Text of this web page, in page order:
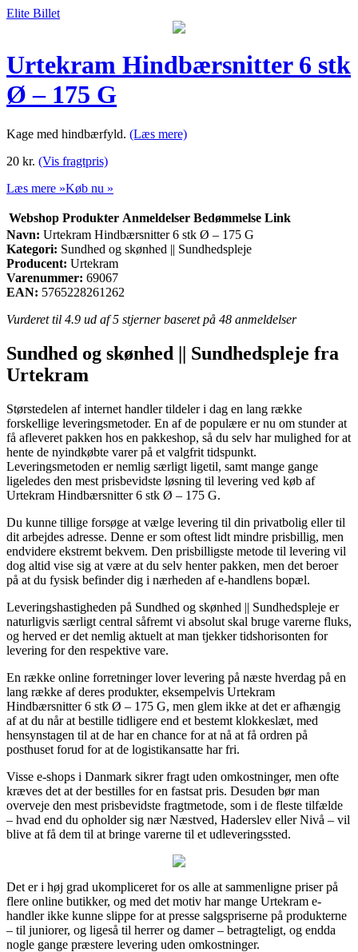
Elite Billet
Urtekram Hindbærsnitter 6 stk
Ø – 175 G
Kage med hindbærfyld. (Læs mere)
20 kr. (Vis fragtpris)
Læs mere »Køb nu »
Webshop Produkter Anmeldelser Bedømmelse Link
Navn: Urtekram Hindbærsnitter 6 stk Ø – 175 G
Kategori: Sundhed og skønhed || Sundhedspleje
Producent: Urtekram
Varenummer: 69067
EAN: 5765228261262
Vurderet til 4.9 ud af 5 stjerner baseret på 48 anmeldelser
Sundhed og skønhed || Sundhedspleje fra
Urtekram
Størstedelen af internet handler tildeler i dag en lang række
forskellige leveringsmetoder. En af de populære er nu om stunder at
få afleveret pakken hos en pakkeshop, så du selv har mulighed for at
hente de nyindkøbte varer på et valgfrit tidspunkt.
Leveringsmetoden er nemlig særligt ligetil, samt mange gange
ligeledes den mest prisbevidste løsning til levering ved køb af
Urtekram Hindbærsnitter 6 stk Ø – 175 G.
Du kunne tillige forsøge at vælge levering til din privatbolig eller til
dit arbejdes adresse. Denne er som oftest lidt mindre prisbillig, men
endvidere ekstremt bekvem. Den prisbilligste metode til levering vil
dog altid vise sig at være at du selv henter pakken, men det beroer
på at du fysisk befinder dig i nærheden af e-handlens bopæl.
Leveringshastigheden på Sundhed og skønhed || Sundhedspleje er
naturligvis særligt central såfremt vi absolut skal bruge varerne fluks,
og herved er det nemlig aktuelt at man tjekker tidshorisonten for
levering for den respektive vare.
En række online forretninger lover levering på næste hverdag på en
lang række af deres produkter, eksempelvis Urtekram
Hindbærsnitter 6 stk Ø – 175 G, men glem ikke at det er afhængig
af at du når at bestille tidligere end et bestemt klokkeslæt, med
hensynstagen til at de har en chance for at nå at få ordren på
posthuset forud for at de logistikansatte har fri.
Visse e-shops i Danmark sikrer fragt uden omkostninger, men ofte
kræves det at der bestilles for en fastsat pris. Desuden bør man
overveje den mest prisbevidste fragtmetode, som i de fleste tilfælde
– hvad end du opholder sig nær Næstved, Haderslev eller Nivå – vil
blive at få dem til at bringe varerne til et udleveringssted.
Det er i høj grad ukompliceret for os alle at sammenligne priser på
flere online butikker, og med det motiv har mange Urtekram e-
handler ikke kunne slippe for at presse salgspriserne på produkterne
– til juniorer, og ligeså til herrer og damer – betragteligt, og endda
nogle gange præstere levering uden omkostninger.